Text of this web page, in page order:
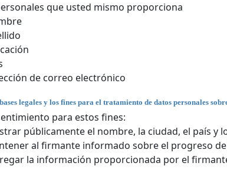
que usted mismo proporciona
de correo electrónico
legales y los fines para el tratamiento de datos personales
para estos fines:
públicamente el nombre, la ciudad, el país y
al firmante informado sobre el progreso
la información proporcionada por el